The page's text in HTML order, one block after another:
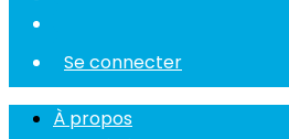
Se connecter
À propos